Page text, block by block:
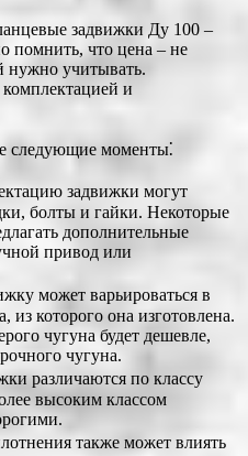
задвижки Ду 100 –
помнить, что цена – не
нужно учитывать.
и
следующие моменты⁚
задвижки могут
болты и гайки. Некоторые
дополнительные
привод или
может варьироваться в
из которого она изготовлена.
чугуна будет дешевле,
чугуна.
различаются по классу
высоким классом
также может влиять